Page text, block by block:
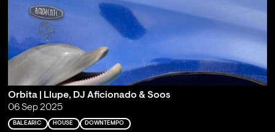
Orbita | Llupe, DJ Aficionado & Soos
06 Sep 2025
BALEARIC HOUSE DOWNTEMPO